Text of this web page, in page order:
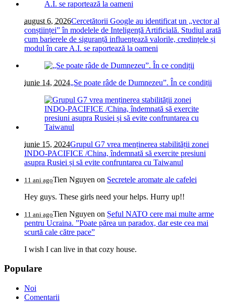
august 6, 2026Cercetătorii Google au identificat un „vector al
conștiinței” în modelele de Inteligență Artificială. Studiul arată
cum barierele de siguranță influențează valorile, credințele și
modul în care A.I. se raportează la oameni
iunie 14, 2024„Se poate râde de Dumnezeu”. În ce condiții
iunie 15, 2024Grupul G7 vrea menținerea stabilității zonei
INDO-PACIFICE /China, îndemnată să exercite presiuni
asupra Rusiei și să evite confruntarea cu Taiwanul
11 ani agoTien Nguyen on Secretele aromate ale cafelei
Hey guys. These girls need your helps. Hurry up!!
11 ani agoTien Nguyen on Șeful NATO cere mai multe arme
pentru Ucraina. ”Poate părea un paradox, dar este cea mai
scurtă cale către pace”
I wish I can live in that cozy house.
Populare
Noi
Comentarii